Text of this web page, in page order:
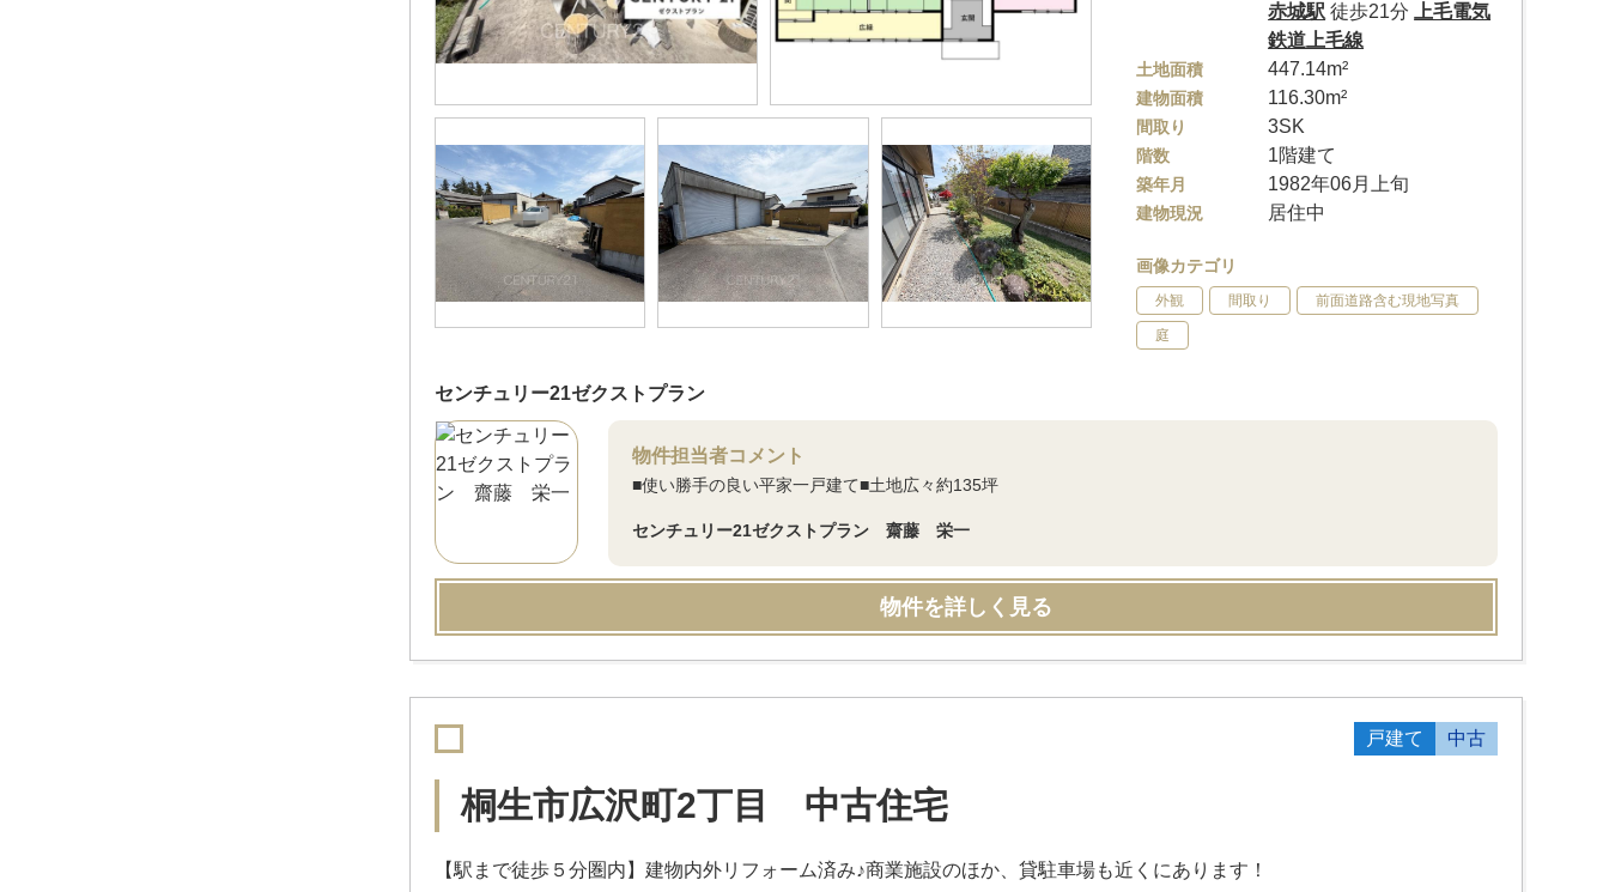
赤城駅 徒歩21分
上毛電気
鉄道上毛線
土地面積 447.14m²
建物面積 116.30m²
間取り 3SK
階数 1階建て
築年月 1982年06月上旬
建物現況 居住中
画像カテゴリ
外観 間取り 前面道路含む現地写真
庭
センチュリー21ゼクストプラン
物件担当者コメント
■使い勝手の良い平家一戸建て■土地広々約135坪
センチュリー21ゼクストプラン 齋藤 栄一
物件を詳しく見る
戸建て 中古
桐生市広沢町2丁目 中古住宅
【駅まで徒歩５分圏内】建物内外リフォーム済み♪商業施設のほか、貸駐車場も近くにあります！